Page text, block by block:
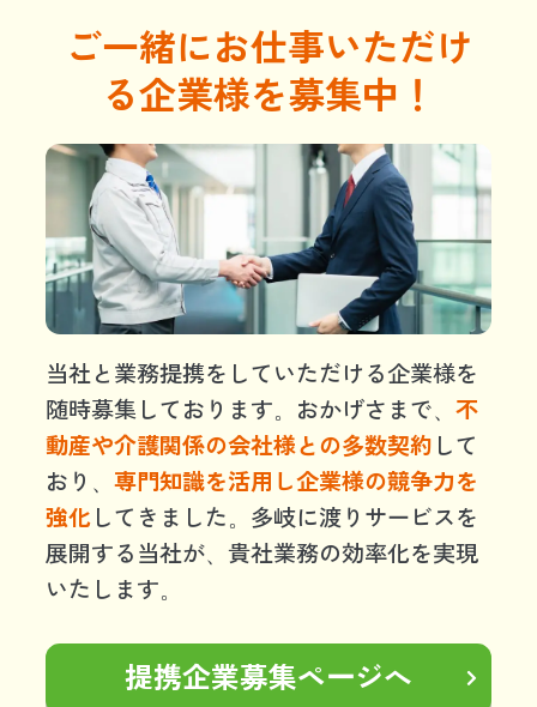
ご一緒にお仕事いただけ
る企業様を募集中！
当社と業務提携をしていただける企業様を
随時募集しております。おかげさまで、不
動産や介護関係の会社様との多数契約 して
おり、専門知識を活用し企業様の競争力を
強化 してきました。多岐に渡りサービスを
展開する当社が、貴社業務の効率化を実現
いたします。
提携企業募集ページへ